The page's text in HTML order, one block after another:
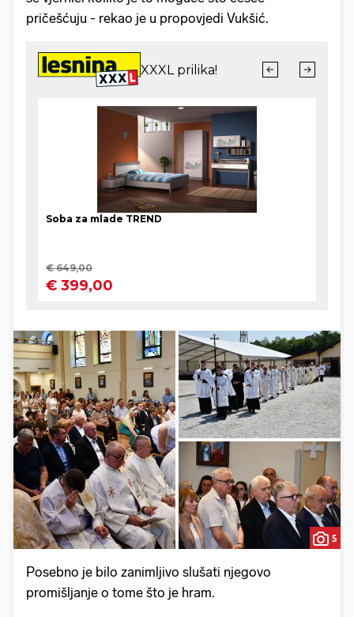
pričešćuju - rekao je u propovjedi Vukšić.
5
Posebno je bilo zanimljivo slušati njegovo
promišljanje o tome što je hram.